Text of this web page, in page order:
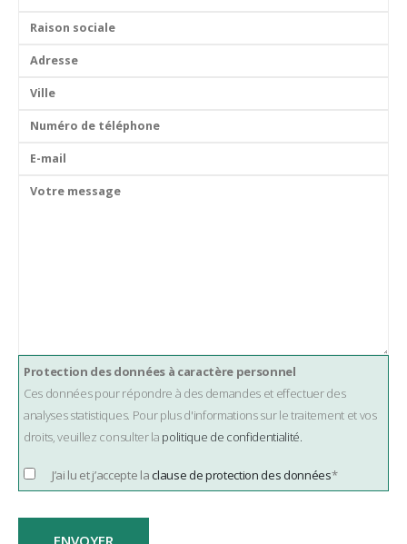
Protection des données à caractère personnel
Ces données pour répondre à des demandes et effectuer des
analyses statistiques. Pour plus d'informations sur le traitement et vos
droits, veuillez consulter la politique de confidentialité.
J’ai lu et j’accepte laclause de protection des données*